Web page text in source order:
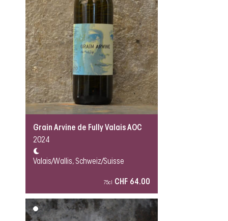
Grain Arvine de Fully Valais AOC
2024
Valais/Wallis, Schweiz/Suisse
75cl CHF 64.00